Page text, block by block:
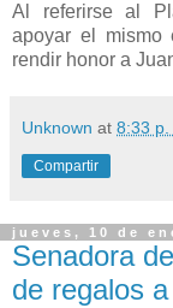
Al referirse al
apoyar el mismo
rendir honor a
Unknown at 8:33 p.
Compartir
jueves, 10 de
Senadora
de regalos